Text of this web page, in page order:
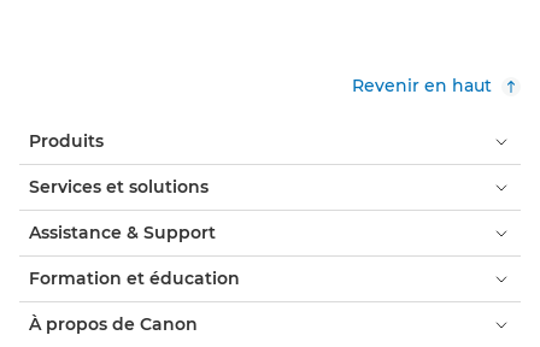
Revenir en haut
Produits
Services et solutions
Assistance & Support
Formation et éducation
À propos de Canon